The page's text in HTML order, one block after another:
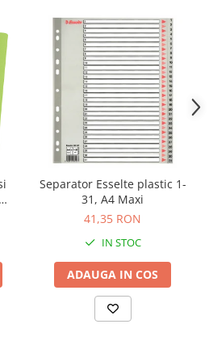
Separator Esselte plastic 1-
31, A4 Maxi
41,35 RON
IN STOC
ADAUGA IN COS